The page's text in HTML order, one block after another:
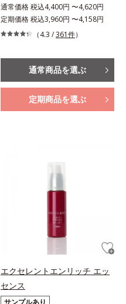
通常価格 税込4,400円 〜4,620円
定期価格 税込3,960円 〜4,158円
（4.3 /361件）
通常商品を選ぶ
定期商品を選ぶ
エクセレントエンリッチ エッ
センス
サンプルあり